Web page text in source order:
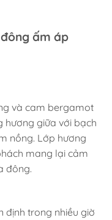
ấm áp
và cam bergamot
hương giữa với bạch
nồng. Lớp hương
mang lại cảm
đông.
định trong nhiều giờ